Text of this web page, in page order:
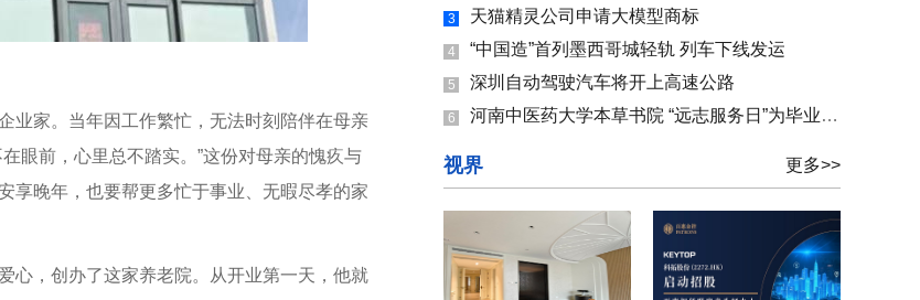
家。当年因工作繁忙，无法时刻陪伴在母亲
眼前，心里总不踏实。”这份对母亲的愧疚与
晚年，也要帮更多忙于事业、无暇尽孝的家
，创办了这家养老院。从开业第一天，他就
3 天猫精灵公司申请大模型商标
4 “中国造”首列墨西哥城轻轨 列车下线发运
5 深圳自动驾驶汽车将开上高速公路
6 河南中医药大学本草书院 “远志服务日”为毕业生就业保驾护航
更多>>
视界